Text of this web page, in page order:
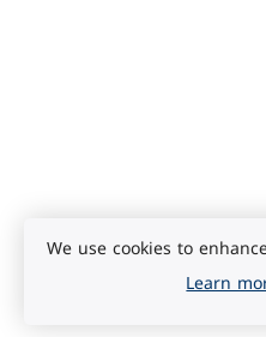
We use cookies to
Learn